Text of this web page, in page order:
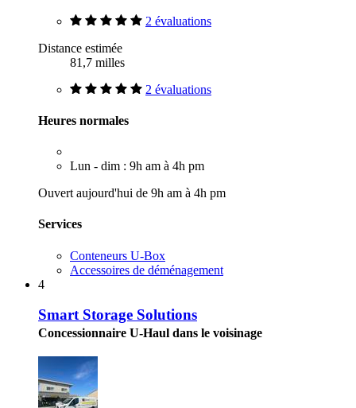
2 évaluations
Distance estimée
81,7 milles
2 évaluations
Heures normales
Lun - dim : 9h am à 4h pm
Ouvert aujourd'hui de 9h am à 4h pm
Services
Conteneurs U-Box
Accessoires de déménagement
4
Smart Storage Solutions
Concessionnaire U-Haul dans le voisinage